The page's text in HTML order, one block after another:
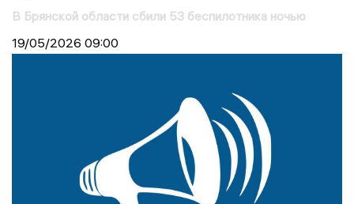
В Брянской области сбили 53 беспилотника ночью
19/05/2026 09:00